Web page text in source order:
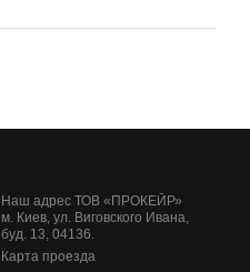
Наш адрес ТОВ «ПРОКЕЙР»
м. Киев, ул. Виговского Ивана,
буд. 13, 04136.
Карта проезда